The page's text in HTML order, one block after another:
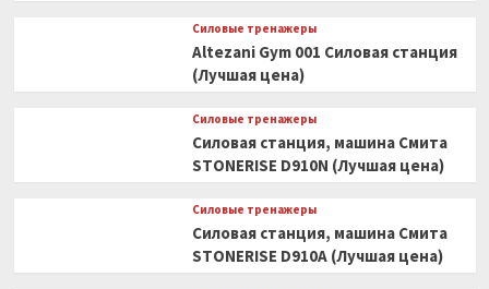
Силовые тренажеры
Altezani Gym 001 Силовая станция
(Лучшая цена)
Силовые тренажеры
Силовая станция, машина Смита
STONERISE D910N (Лучшая цена)
Силовые тренажеры
Силовая станция, машина Смита
STONERISE D910A (Лучшая цена)